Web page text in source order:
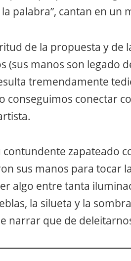
palabra”, cantan en un
de la propuesta y de
(sus manos son legado
tremendamente
conseguimos conectar
zapateado
sus manos para tocar
algo entre tanta
la silueta y la
narrar que de